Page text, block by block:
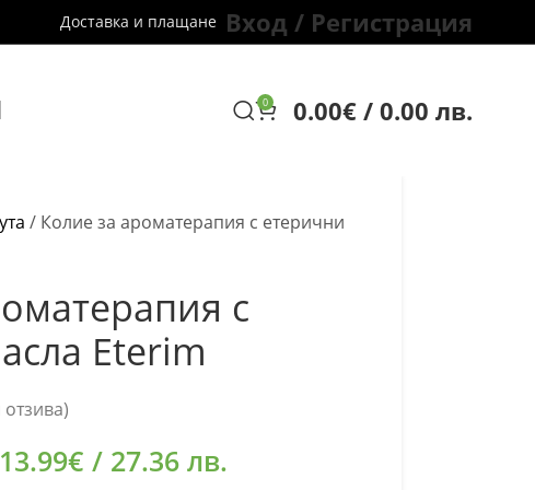
Доставка и плащане Вход / Регистрация
0 0.00€/ 0.00 лв.
/ Колие за ароматерапия с етерични
с
Eterim
€ / 27.36 лв.